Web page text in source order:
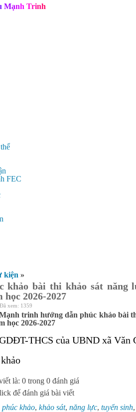
Mạnh Trinh
FEC
kiện »
khảo bài thi khảo sát
2026-2027
xem: 1359
trinh hướng dẫn phúc khảo bài
học 2026-2027
THCS của UBND xã Văn
là: 0 trong 0 đánh giá
để đánh giá bài viết
phúc khảo, khảo sát, năng lực, tuyển sinh,